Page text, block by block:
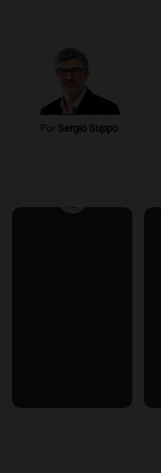
Por Sergio Suppo